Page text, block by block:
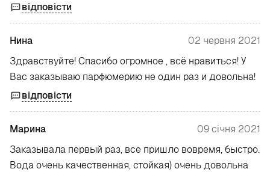
відповісти
Нина
02 червня 2021
Здравствуйте! Спасибо огромное , всё нравиться! У
Вас заказываю парфюмерию не один раз и довольна!
відповісти
Марина
09 січня 2021
Заказывала первый раз, все пришло вовремя, быстро.
Вода очень качественная, стойкая) очень довольна